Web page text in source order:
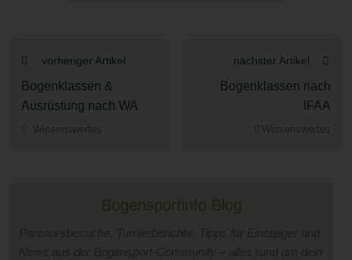
vorheriger Artikel
Bogenklassen &
Ausrüstung nach WA
nächster Artikel
Bogenklassen nach
IFAA
Bogensportinfo Blog